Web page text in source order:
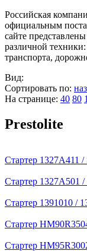
Российская
официальным
сайте представлены
различной
транспорта,
Вид:
Сортировать по:
На странице: 40 80
Prestolite
Стартер 1327A411 /
Стартер 1327A501
Стартер 1391010 /
Стартер
Стартер